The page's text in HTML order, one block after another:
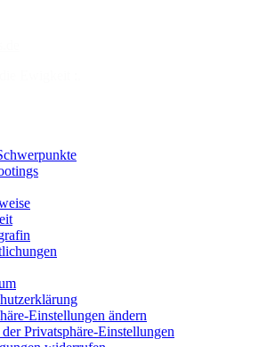
Einstellungen ändern
Privatsphäre-Einstellungen